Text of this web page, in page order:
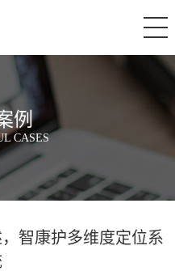
例
CASES
智康护多维度定位系